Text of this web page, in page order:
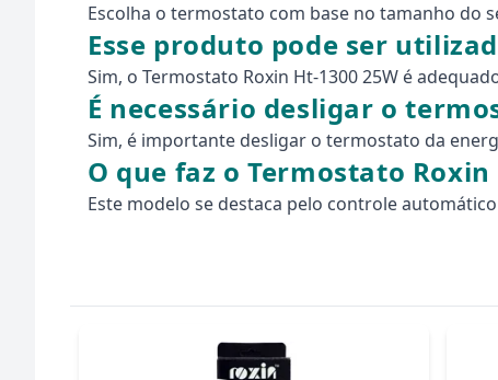
Escolha o termostato com base no tamanho do
Esse produto pode ser
Sim, o Termostato Roxin Ht-1300 25W é
É necessário desligar o
Sim, é importante desligar o termostato da
O que faz o Termostato
Este modelo se destaca pelo controle